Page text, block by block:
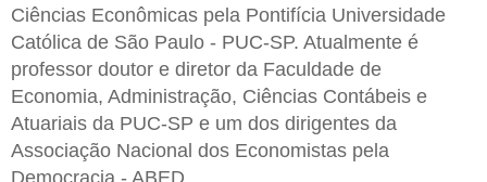
Ciências Econômicas pela Pontifícia Universidade
Católica de São Paulo - PUC-SP. Atualmente é
professor doutor e diretor da Faculdade de
Economia, Administração, Ciências Contábeis e
Atuariais da PUC-SP e um dos dirigentes da
Associação Nacional dos Economistas pela
Democracia - ABED.